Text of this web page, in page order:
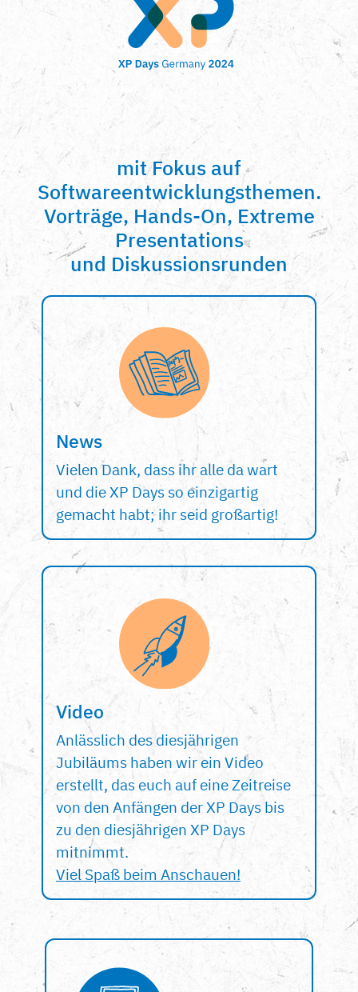
mit Fokus auf
Softwareentwicklungsthemen.
Vorträge, Hands-On, Extreme
Presentations
und Diskussionsrunden
News
Vielen Dank, dass ihr alle da wart
und die XP Days so einzigartig
gemacht habt; ihr seid großartig!
Video
Anlässlich des diesjährigen
Jubiläums haben wir ein Video
erstellt, das euch auf eine Zeitreise
von den Anfängen der XP Days bis
zu den diesjährigen XP Days
mitnimmt.
Viel Spaß beim Anschauen!